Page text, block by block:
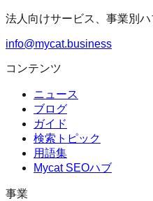
法人向けサービス、事業別
info@mycat.business
コンテンツ
ニュース
ブログ
ガイド
検索トピック
用語集
Mycat SEOハブ
事業